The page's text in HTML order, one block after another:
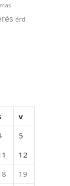
érd
v
5
12
19